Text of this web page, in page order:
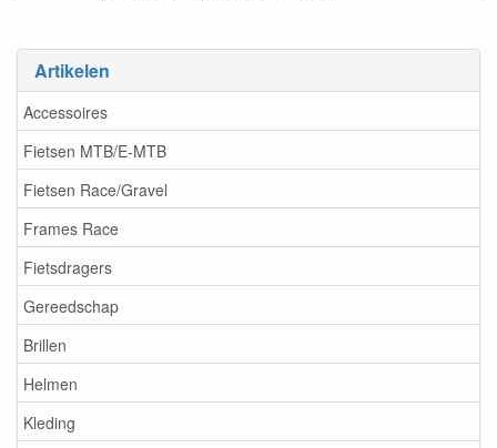
Artikelen
Accessoires
Fietsen MTB/E-MTB
Fietsen Race/Gravel
Frames Race
Fietsdragers
Gereedschap
Brillen
Helmen
Kleding